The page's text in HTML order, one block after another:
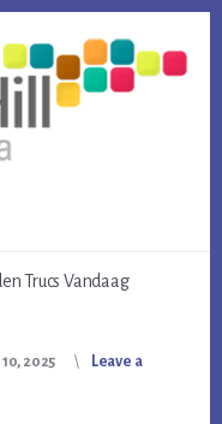
Trucs Vandaag
2025
Leave a